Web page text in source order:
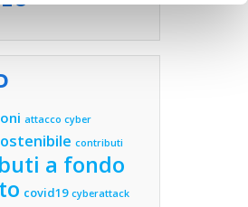
attacco cyber
contributi
a fondo
covid19 cyberattack